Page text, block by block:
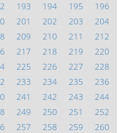
193 194 195
196
201 202 203
204
209 210 211
212
217 218 219
220
225 226 227
228
233 234 235
236
241 242 243
244
249 250 251
252
257 258 259
260